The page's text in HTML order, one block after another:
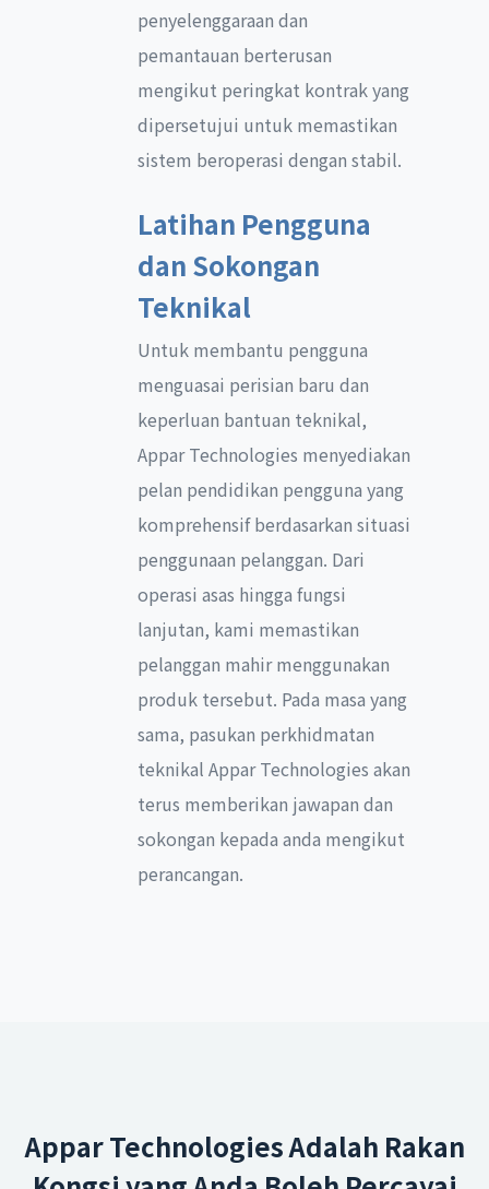
penyelenggaraan dan
pemantauan berterusan
mengikut peringkat kontrak yang
dipersetujui untuk memastikan
sistem beroperasi dengan stabil.
Latihan Pengguna
dan Sokongan
Teknikal
Untuk membantu pengguna
menguasai perisian baru dan
keperluan bantuan teknikal,
Appar Technologies menyediakan
pelan pendidikan pengguna yang
komprehensif berdasarkan situasi
penggunaan pelanggan. Dari
operasi asas hingga fungsi
lanjutan, kami memastikan
pelanggan mahir menggunakan
produk tersebut. Pada masa yang
sama, pasukan perkhidmatan
teknikal Appar Technologies akan
terus memberikan jawapan dan
sokongan kepada anda mengikut
perancangan.
Appar Technologies Adalah Rakan